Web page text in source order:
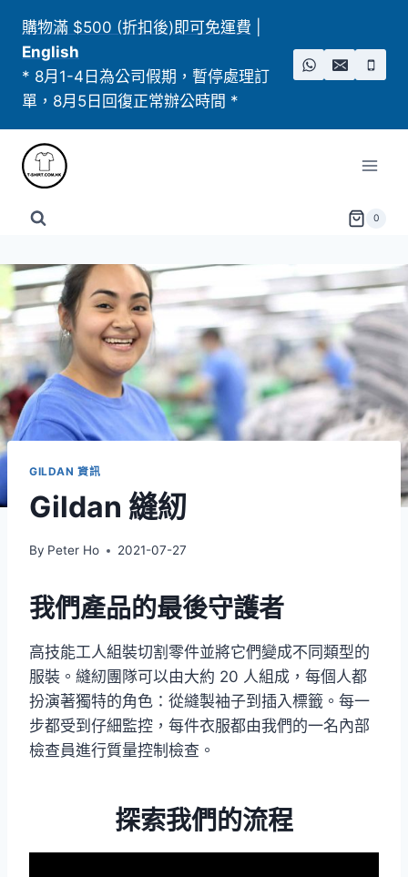
content
購物滿 $500 (折扣後)即可免運費
English
* 8月1-4日為公司假期，暫停處理訂
單，8月5日回復正常辦公時間 *
0
GILDAN 資訊
Gildan 縫紉
By Peter Ho 2021-07-27
我們產品的最後守護者
高技能工人組裝切割零件並將它們變成不同類型的
服裝。縫紉團隊可以由大約 20 人組成，每個人都
扮演著獨特的角色：從縫製袖子到插入標籤。每一
步都受到仔細監控，每件衣服都由我們的一名內部
檢查員進行質量控制檢查。
探索我們的流程